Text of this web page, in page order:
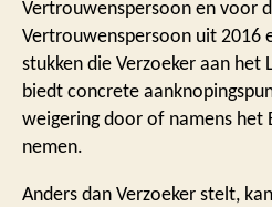
Vertrouwenspersoon en voor
Vertrouwenspersoon uit 2016
stukken die Verzoeker aan
biedt concrete
weigering door of namens het
nemen.
Anders dan Verzoeker stelt,